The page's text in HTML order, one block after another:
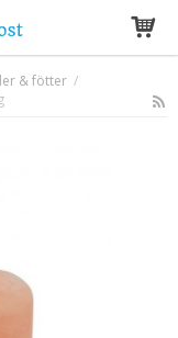
& fötter /